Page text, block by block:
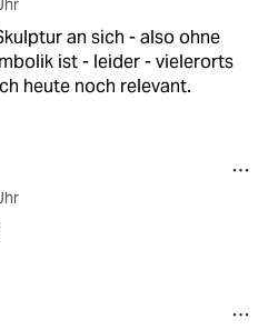
an sich - also ohne
ist - leider - vielerorts
heute noch relevant.